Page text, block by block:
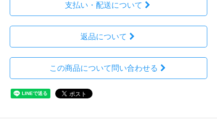
支払い・配送について
返品について
この商品について問い合わせる